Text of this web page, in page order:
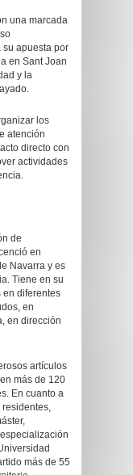
una marcada
su apuesta por
en Sant Joan
y la
los
atención
directo con
actividades
de
en
Navarra y es
Tiene en su
en diferentes
en
en dirección
artículos
más de 120
En cuanto a
residentes,
más de 55